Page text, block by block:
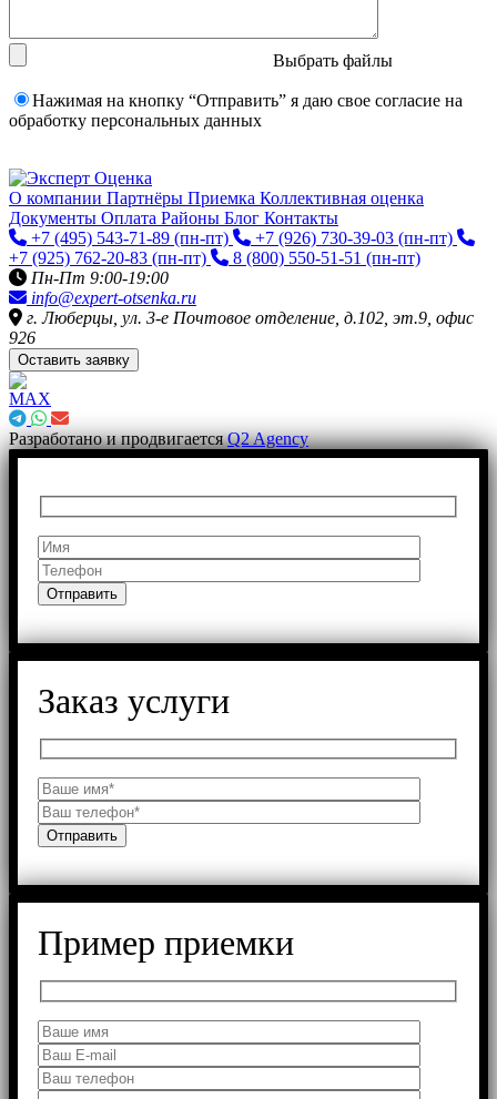
Выбрать файлы
Нажимая на кнопку “Отправить” я даю свое согласие на
обработку персональных данных
О компании Партнёры Приемка Коллективная оценка
Документы Оплата Районы Блог Контакты
+7 (495) 543-71-89 (пн-пт) +7 (926) 730-39-03 (пн-пт)
+7 (925) 762-20-83 (пн-пт) 8 (800) 550-51-51 (пн-пт)
Пн-Пт 9:00-19:00
info@expert-otsenka.ru
г. Люберцы, ул. 3-е Почтовое отделение, д.102, эт.9, офис
926
Оставить заявку
Разработано и продвигаетсяQ2 Agency
Заказ услуги
Пример приемки